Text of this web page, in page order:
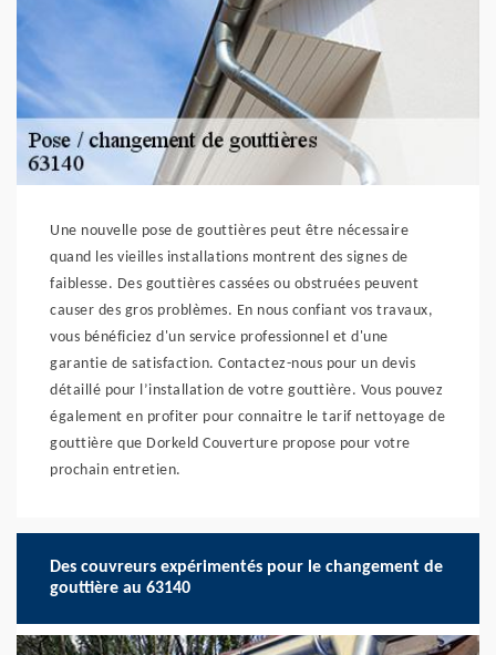
Une nouvelle pose de gouttières peut être nécessaire
quand les vieilles installations montrent des signes de
faiblesse. Des gouttières cassées ou obstruées peuvent
causer des gros problèmes. En nous confiant vos travaux,
vous bénéficiez d'un service professionnel et d'une
garantie de satisfaction. Contactez-nous pour un devis
détaillé pour l’installation de votre gouttière. Vous pouvez
également en profiter pour connaitre le tarif nettoyage de
gouttière que Dorkeld Couverture propose pour votre
prochain entretien.
Des couvreurs expérimentés pour le changement de
gouttière au 63140